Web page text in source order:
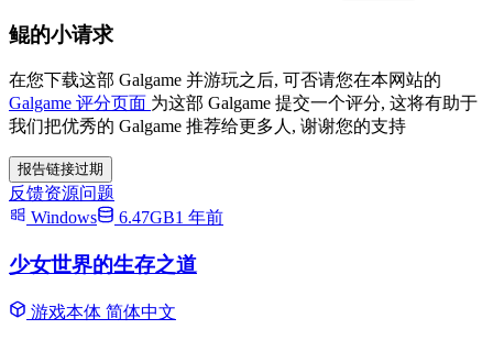
鲲的小请求
在您下载这部 Galgame 并游玩之后, 可否请您在本网站的
Galgame 评分页面 为这部 Galgame 提交一个评分, 这将有助于
我们把优秀的 Galgame 推荐给更多人, 谢谢您的支持
报告链接过期
反馈资源问题
Windows
6.47GB1 年前
少女世界的生存之道
游戏本体 简体中文